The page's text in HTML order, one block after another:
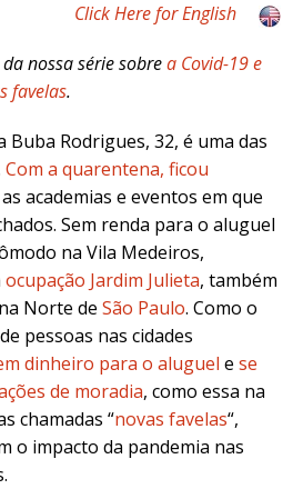
Click Here for English
nossa série sobrea Covid-19 e
favelas.
Buba Rodrigues, 32, é uma das
Com a quarentena, ficou
academias e eventos em que
Sem renda para o aluguel
na Vila Medeiros,
ocupação Jardim Julieta, também
Norte de São Paulo. Como o
pessoas nas cidades
dinheiro para o aluguel e se
de moradia, como essa na
chamadas “novas favelas“,
o impacto da pandemia nas